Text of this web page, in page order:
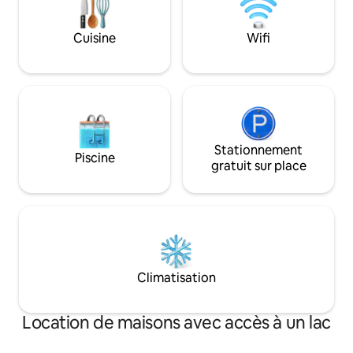
sur la terrasse TimberTech avec des
chaises Poly pendant la journée et
admirez les magnifiques couchers de
disposent d'un ventilateur au plafond, de
Cuisine Wifi
Piscine
Stationnement
gratuit sur place
Climatisation
Location de maisons avec accès à un lac